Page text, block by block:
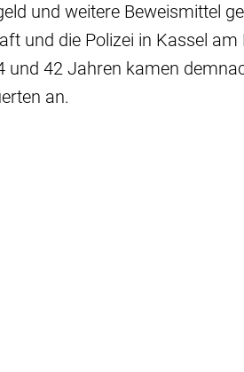
und weitere Beweismittel
und die Polizei in Kassel
und 42 Jahren kamen
an.